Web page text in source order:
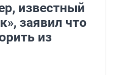
известный
заявил что
из